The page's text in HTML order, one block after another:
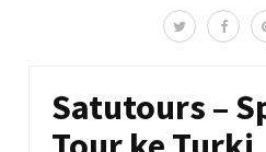
Satutours –